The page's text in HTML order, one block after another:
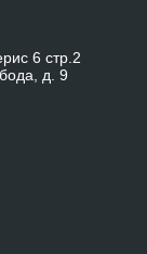
6 стр.2
д. 9